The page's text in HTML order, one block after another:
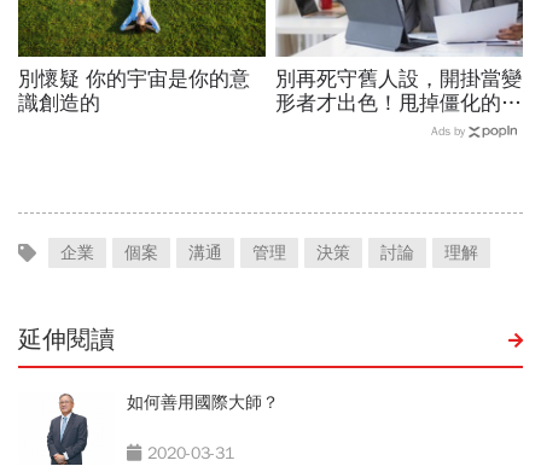
別懷疑 你的宇宙是你的意
識創造的
別再死守舊人設，開掛當變
形者才出色！甩掉僵化的
「做自己」，用「隨機應
Ads by
企業 個案 溝通 管理 決策 討論 理解
延伸閱讀
如何善用國際大師？
2020-03-31